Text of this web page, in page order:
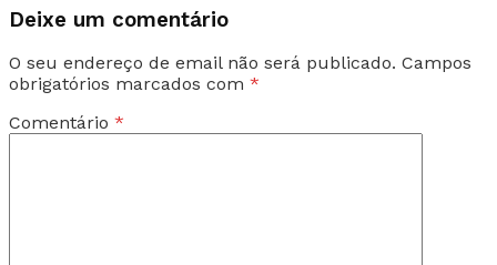
Deixe um comentário
O seu endereço de email não será publicado. Campos
obrigatórios marcados com *
Comentário *